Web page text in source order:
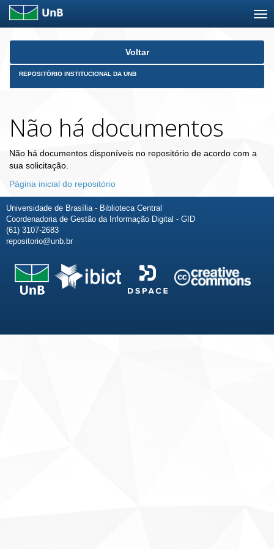
Skip
Voltar
REPOSITÓRIO INSTITUCIONAL DA UNB
Não há documentos
Não há documentos disponíveis no repositório de acordo com a
sua solicitação.
Página inicial do repositório
Universidade de Brasília - Biblioteca Central
Coordenadoria de Gestão da Informação Digital - GID
(61) 3107-2683
repositorio@unb.br